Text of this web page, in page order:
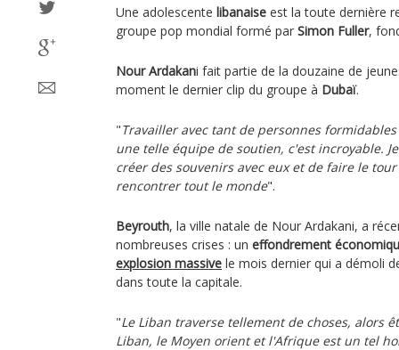
Une adolescente libanaise est la toute dernière
groupe pop mondial formé par Simon Fuller,
Nour Ardakani fait partie de la douzaine de
moment le dernier clip du groupe à Dubaï.
"Travailler avec tant de personnes
une telle équipe de soutien, c'est incroyable.
créer des souvenirs avec eux et de faire le
rencontrer tout le monde".
Beyrouth, la ville natale de Nour Ardakani, a
nombreuses crises : un effondrement
explosion massive le mois dernier qui a démoli
dans toute la capitale.
"Le Liban traverse tellement de choses, alors
Liban, le Moyen orient et l'Afrique est un tel